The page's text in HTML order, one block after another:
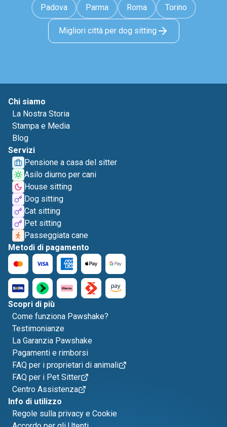
Padova Parma Roma Torino
Migliori città per dog sitting
Chi siamo
La Nostra Storia
Stampa e Media
Blog
Servizi
Pensione a casa del sitter
Asilo diurno per cani
House sitting
Dog sitting
Cat sitting
Pet sitting
Passeggiata cane
Metodi di pagamento
Scopri di più
Come funziona Pawshake?
Testimonianze
La Garanzia Pawshake
Pagamenti e rimborsi
FAQ per i proprietari di animali
FAQ per i Pet Sitter
Centro Assistenza
Info di utilizzo
Regole sulla privacy e Cookie